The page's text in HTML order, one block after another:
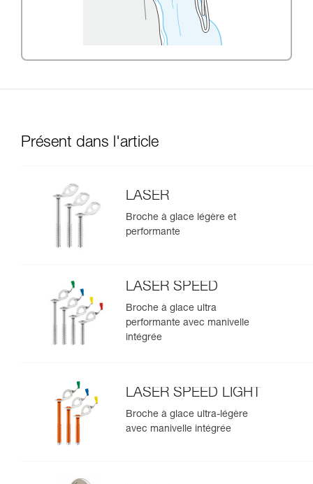
Présent dans l'article
LASER
Broche à glace légère et
performante
LASER SPEED
Broche à glace ultra
performante avec manivelle
intégrée
LASER SPEED LIGHT
Broche à glace ultra-légère
avec manivelle intégrée